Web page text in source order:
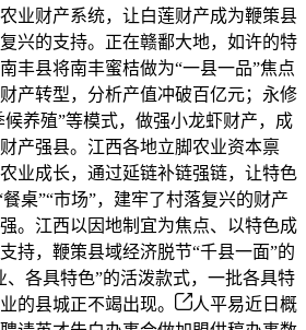
业财产系统，让白莲财产成为鞭策县
兴的支持。正在赣鄱大地，如许的特
丰县将南丰蜜桔做为“一县一品”焦点
产转型，分析产值冲破百亿元；永修
候养殖”等模式，做强小龙虾财产，成
产强县。江西各地立脚农业资本禀
业成长，通过延链补链强链，让特色
桌”“市场”，建牢了村落复兴的财产
。江西以因地制宜为焦点、以特色成
持，鞭策县域经济脱节“千县一面”的
、各具特色”的活泼款式，一批各具特
的县城正不竭出现。
人平易近日概